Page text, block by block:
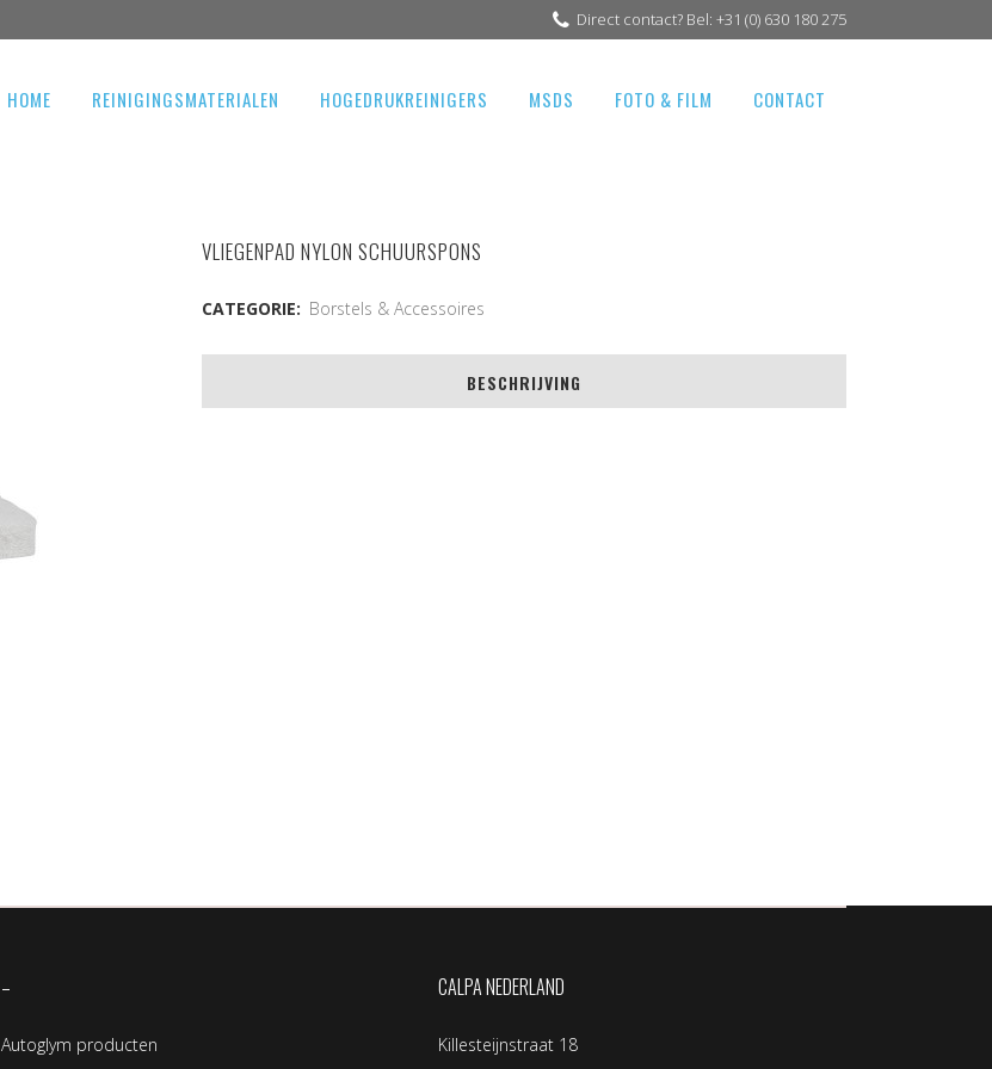
Direct contact? Bel: +31 (0) 630 180 275
HOME REINIGINGSMATERIALEN HOGEDRUKREINIGERS MSDS FOTO & FILM CONTACT
VLIEGENPAD NYLON SCHUURSPONS
CATEGORIE: Borstels & Accessoires
BESCHRIJVING
–
Autoglym producten
CALPA NEDERLAND
Killesteijnstraat 18